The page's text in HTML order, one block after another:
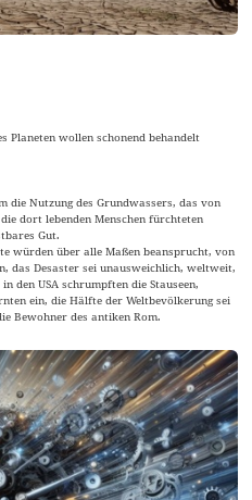
Planeten wollen schonend behandelt
die Nutzung des Grundwassers, das von
dort lebenden Menschen fürchteten
Gut.
würden über alle Maßen beansprucht, von
das Desaster sei unausweichlich, weltweit,
den USA schrumpften die Stauseen,
ein, die Hälfte der Weltbevölkerung sei
Bewohner des antiken Rom.